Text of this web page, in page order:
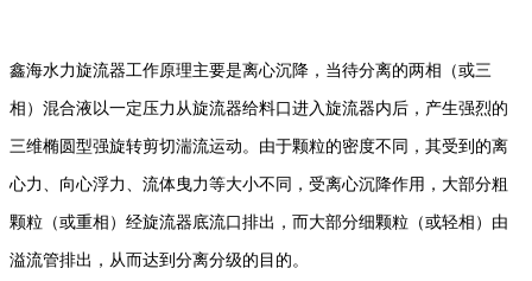
鑫海水力旋流器工作原理主要是离心沉降，当待分离的两相（或三
相）混合液以一定压力从旋流器给料口进入旋流器内后，产生强烈的
三维椭圆型强旋转剪切湍流运动。由于颗粒的密度不同，其受到的离
心力、向心浮力、流体曳力等大小不同，受离心沉降作用，大部分粗
颗粒（或重相）经旋流器底流口排出，而大部分细颗粒（或轻相）由
溢流管排出，从而达到分离分级的目的。